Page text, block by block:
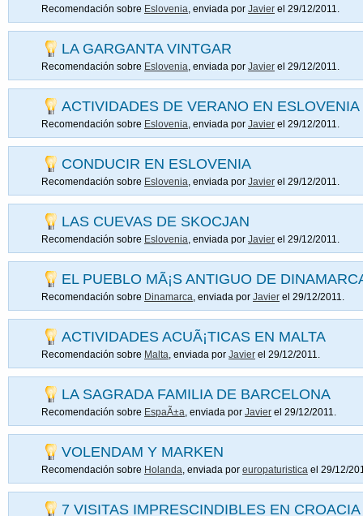
Recomendación sobre Eslovenia, enviada por Javier el 29/12/2011.
LA GARGANTA VINTGAR
Recomendación sobre Eslovenia, enviada por Javier el 29/12/2011.
ACTIVIDADES DE VERANO EN ESLOVENIA
Recomendación sobre Eslovenia, enviada por Javier el 29/12/2011.
CONDUCIR EN ESLOVENIA
Recomendación sobre Eslovenia, enviada por Javier el 29/12/2011.
LAS CUEVAS DE SKOCJAN
Recomendación sobre Eslovenia, enviada por Javier el 29/12/2011.
EL PUEBLO MÃ¡S ANTIGUO DE
Recomendación sobre Dinamarca, enviada por Javier el 29/12/2011.
ACTIVIDADES ACUÃ¡TICAS EN MALTA
Recomendación sobre Malta, enviada por Javier el 29/12/2011.
LA SAGRADA FAMILIA DE BARCELONA
Recomendación sobre EspaÃ±a, enviada por Javier el 29/12/2011.
VOLENDAM Y MARKEN
Recomendación sobre Holanda, enviada por europaturistica el 29/12/
7 VISITAS IMPRESCINDIBLES EN CROACIA